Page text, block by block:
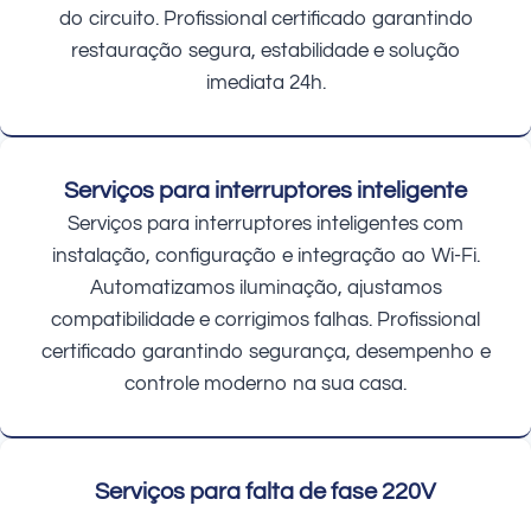
do circuito. Profissional certificado garantindo
restauração segura, estabilidade e solução
imediata 24h.
Serviços para interruptores inteligente
Serviços para interruptores inteligentes com
instalação, configuração e integração ao Wi-Fi.
Automatizamos iluminação, ajustamos
compatibilidade e corrigimos falhas. Profissional
certificado garantindo segurança, desempenho e
controle moderno na sua casa.
Serviços para falta de fase 220V